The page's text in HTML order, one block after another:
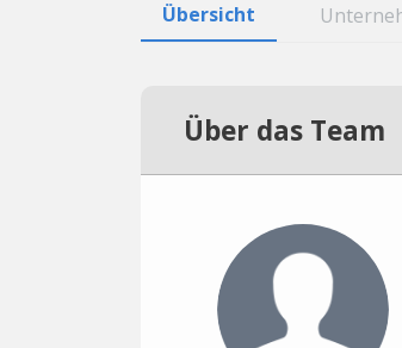
Übersicht
Über das Team